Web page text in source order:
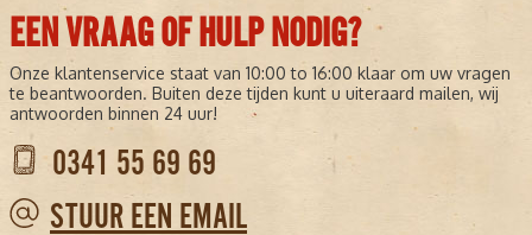
EEN VRAAG OF HULP NODIG?
Onze klantenservice staat van 10:00 to 16:00 klaar om uw vragen
te beantwoorden. Buiten deze tijden kunt u uiteraard mailen, wij
antwoorden binnen 24 uur!
0341 55 69 69
STUUR EEN EMAIL